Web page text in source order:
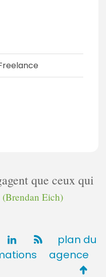
que ceux qui
(Brendan Eich)
plan du
agence